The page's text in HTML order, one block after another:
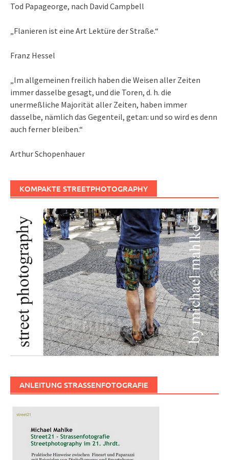
Tod Papageorge, nach David Campbell
„Flanieren ist eine Art Lektüre der Straße.“
Franz Hessel
„Im allgemeinen freilich haben die Weisen aller Zeiten
immer dasselbe gesagt, und die Toren, d. h. die
unermeßliche Majorität aller Zeiten, haben immer
dasselbe, nämlich das Gegenteil, getan: und so wird es denn
auch ferner bleiben.“
Arthur Schopenhauer
KOMPAKTE STREETPHOTOGRAPHY
ANLEITUNG STRASSENFOTOGRAFIE